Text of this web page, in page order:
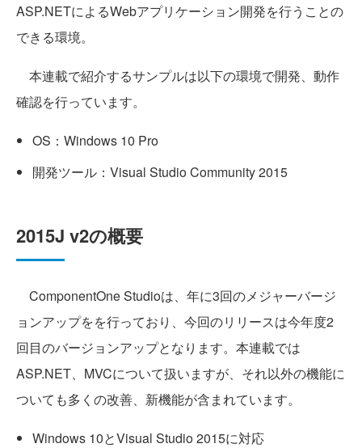
ASP.NETによるWebアプリケーション開発を行うことの
できる環境。
本連載で紹介するサンプルは以下の環境で開発、動作
確認を行っています。
OS：Windows 10 Pro
開発ツール：Visual Studio Community 2015
2015J v2の概要
ComponentOne Studioは、年に3回のメジャーバージ
ョンアップをを行っており、今回のリリースは今年度2
回目のバージョンアップとなります。本連載では
ASP.NET、MVCについて扱いますが、それ以外の機能に
ついても多くの改善、新機能が含まれています。
Windows 10とVisual Studio 2015に対応